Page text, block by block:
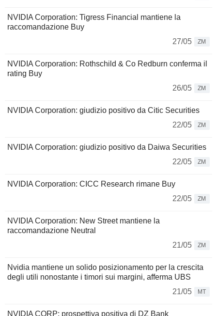
NVIDIA Corporation: Tigress Financial mantiene la
raccomandazione Buy
27/05
ZM
NVIDIA Corporation: Rothschild & Co Redburn conferma il
rating Buy
26/05
ZM
NVIDIA Corporation: giudizio positivo da Citic Securities
22/05
ZM
NVIDIA Corporation: giudizio positivo da Daiwa Securities
22/05
ZM
NVIDIA Corporation: CICC Research rimane Buy
22/05
ZM
NVIDIA Corporation: New Street mantiene la
raccomandazione Neutral
21/05
ZM
Nvidia mantiene un solido posizionamento per la crescita
degli utili nonostante i timori sui margini, afferma UBS
21/05
MT
NVIDIA CORP: prospettiva positiva di DZ Bank